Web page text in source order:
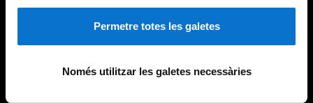
Permetre totes les galetes
Només utilitzar les galetes necessàries